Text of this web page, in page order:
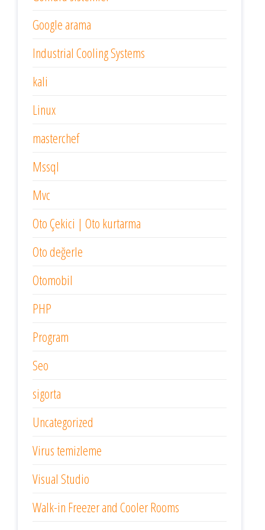
Google arama
Industrial Cooling Systems
kali
Linux
masterchef
Mssql
Mvc
Oto Çekici | Oto kurtarma
Oto değerle
Otomobil
PHP
Program
Seo
sigorta
Uncategorized
Virus temizleme
Visual Studio
Walk-in Freezer and Cooler Rooms